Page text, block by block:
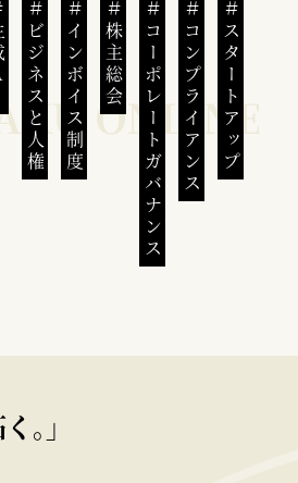
ビジネスと人権インボイス制度 株主総会 コーポレートガバナンスコンプライアンススタートアップ
｡｣